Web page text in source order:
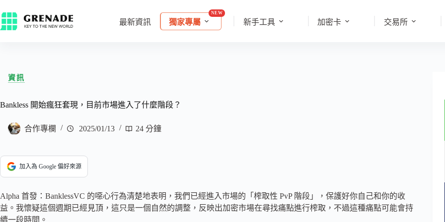
最新資訊 獨家專屬 新手工具 加密卡 交易所
資訊
Bankless 開始瘋狂套現，目前市場進入了什麼階段？
合作專欄 2025/01/13 24 分鐘
加入為 Google 偏好來源
Alpha 首發：BanklessVC 的噁心行為清楚地表明，我們已經進入市場的「榨取性 PvP 階段」，保護好你自己和你的收
益。我懷疑這個週期已經見頂，這只是一個自然的調整，反映出加密市場在尋找痛點進行榨取，不過這種痛點可能會持
續一段時間。